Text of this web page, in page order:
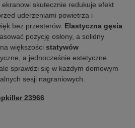
skutecznie redukuje efekt
uderzeniami powietrza i
bez przesterów. Elastyczna gęsia
pozycję osłony, a solidny
większości statywów
a jednocześnie estetyczne
sprawdzi się w każdym domowym
sesji nagraniowych.
23966